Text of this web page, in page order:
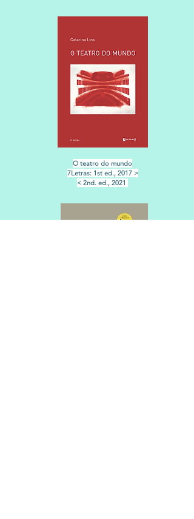
O teatro do mundo
7Letras: 1st ed., 2017 >
< 2nd. ed., 2021